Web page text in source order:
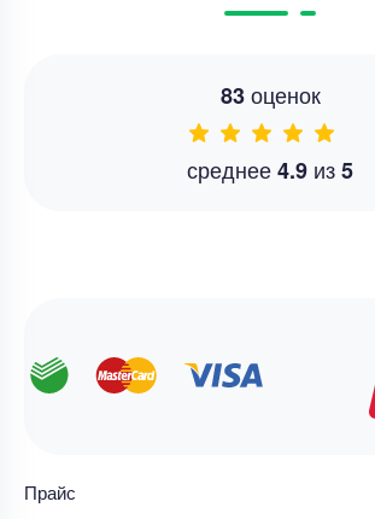
83оценок
среднее4.9 из5
Прайс